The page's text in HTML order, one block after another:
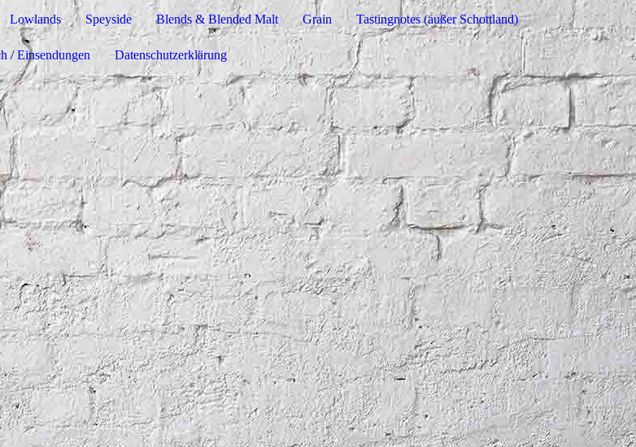
Lowlands Speyside Blends & Blended Malt Grain Tastingnotes (außer Schottland)
/ Einsendungen Datenschutzerklärung